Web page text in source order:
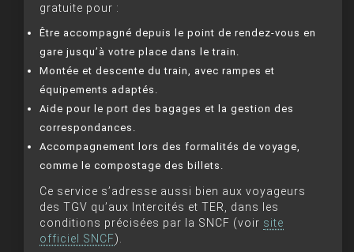
gratuite pour :
Être accompagné depuis le point de rendez-vous en
gare jusqu’à votre place dans le train.
Montée et descente du train, avec rampes et
équipements adaptés.
Aide pour le port des bagages et la gestion des
correspondances.
Accompagnement lors des formalités de voyage,
comme le compostage des billets.
Ce service s’adresse aussi bien aux voyageurs
des TGV qu’aux Intercités et TER, dans les
conditions précisées par la SNCF (voir site
officiel SNCF).